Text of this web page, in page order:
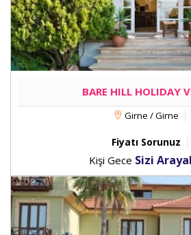
BARE HILL HOLIDAY
Girne / Girne
Fiyatı Sorunuz
Kişi Gece Sizi